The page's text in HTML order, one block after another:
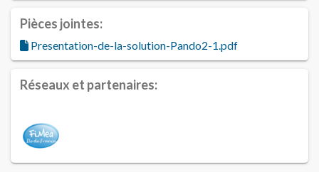
Pièces jointes:
Presentation-de-la-solution-Pando2-1.pdf
Réseaux et partenaires: